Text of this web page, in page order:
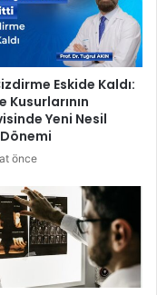
Eskide Kaldı:
Kusurlarının
Yeni Nesil
önce